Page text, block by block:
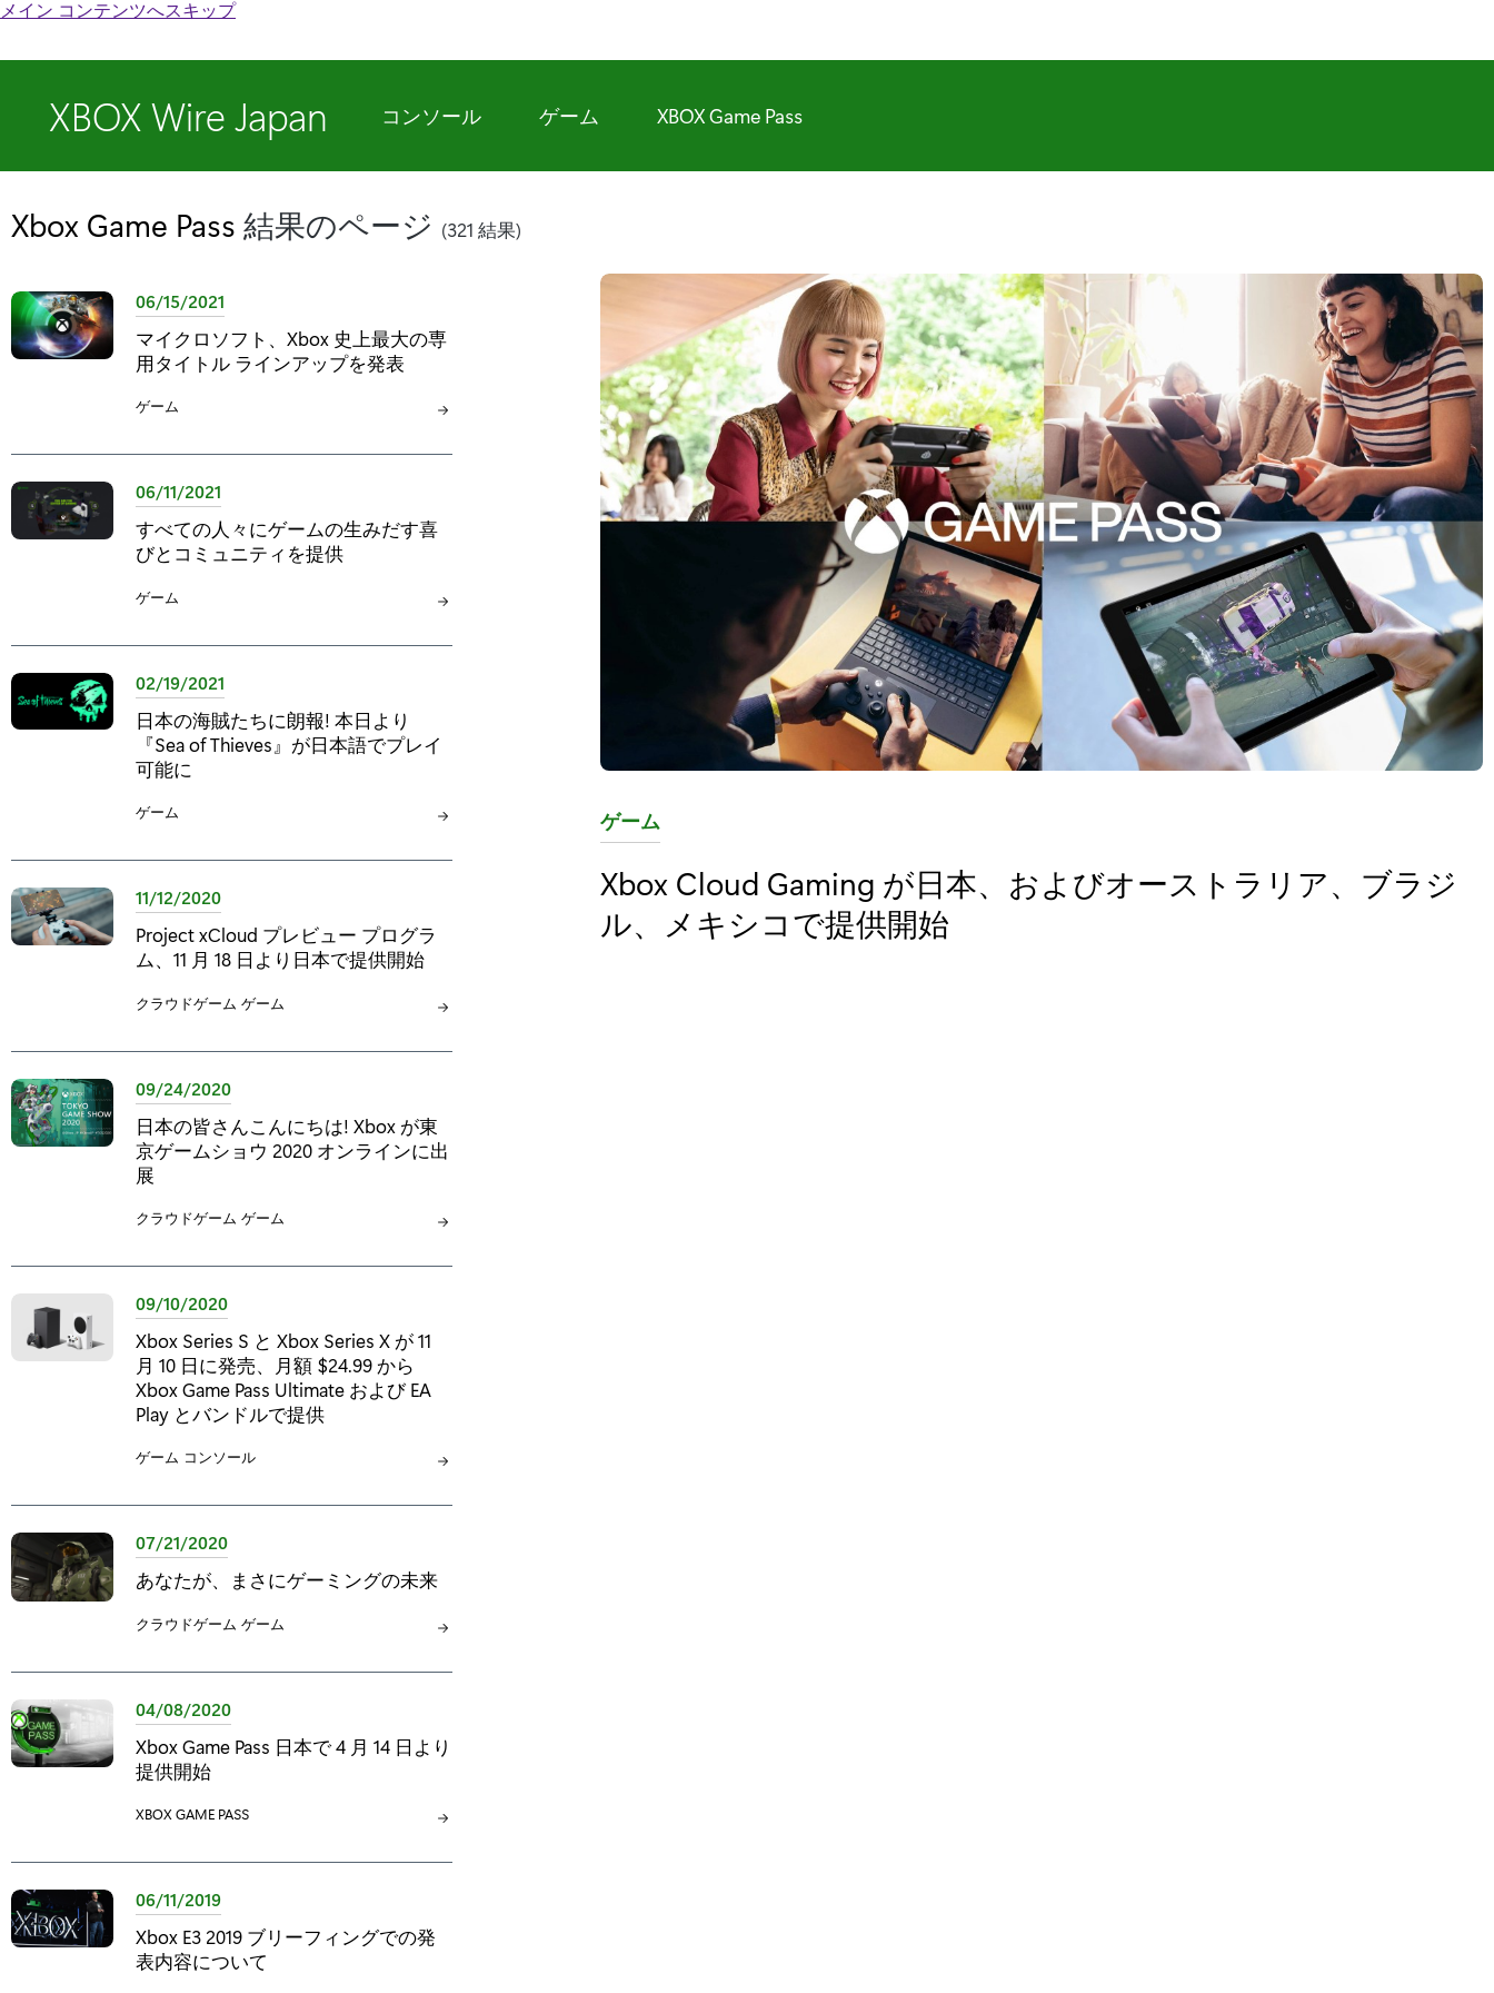
メイン コンテンツへスキップ
XBOX Wire Japan コンソール ゲーム XBOX Game Pass
Xbox Game Pass 結果のページ (321 結果)
カ
ゴ
リ
ゲーム
Xbox Cloud Gaming が日本、およびオーストラリア、ブラジ
ル、メキシコで提供開始
06/15/2021
マイクロソフト、Xbox 史上最大の専
用タイトル ラインアップを発表
カ
ゴ
:
ゲーム
06/11/2021
すべての人々にゲームの生みだす喜
びとコミュニティを提供
カ
ゴ
:
ゲーム
02/19/2021
日本の海賊たちに朗報! 本日より
『Sea of Thieves』が日本語でプレイ
可能に
カ
ゴ
:
ゲーム
11/12/2020
Project xCloud プレビュー プログラ
ム、11 月 18 日より日本で提供開始
カ
ゴ
:
クラウドゲーム カ
ゴ
ゲーム
09/24/2020
日本の皆さんこんにちは! Xbox が東
京ゲームショウ 2020 オンラインに出
展
カ
ゴ
:
クラウドゲーム カ
ゴ
ゲーム
09/10/2020
Xbox Series S と Xbox Series X が 11
月 10 日に発売、月額 $24.99 から
Xbox Game Pass Ultimate および EA
Play とバンドルで提供
カ
ゴ
:
ゲーム カ
ゴ
:
コンソール
07/21/2020
あなたが、まさにゲーミングの未来
カ
ゴ
:
クラウドゲーム カ
ゴ
ゲーム
04/08/2020
Xbox Game Pass 日本で 4 月 14 日より
提供開始
カ
ゴ
:
XBOX GAME PASS
06/11/2019
Xbox E3 2019 ブリーフィングでの発
表内容について